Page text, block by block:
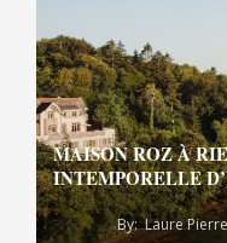
MAISON ROZ À
INTEMPORELLE
By: Laure Pierre